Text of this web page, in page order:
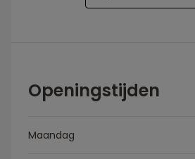
Openingstijden
Maandag